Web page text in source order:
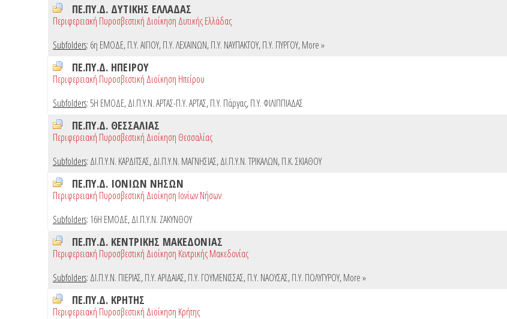
ΠΕ.ΠΥ.Δ. ΔΥΤΙΚΗΣ ΕΛΛΑΔΑΣ
Περιφερειακή Πυροσβεστική Διοίκηση Δυτικής Ελλάδας
Subfolders: 6η ΕΜΟΔΕ,Π.Υ. ΑΙΓΙΟΥ,Π.Υ. ΛΕΧΑΙΝΩΝ,Π.Υ. ΝΑΥΠΑΚΤΟΥ,Π.Υ. ΠΥΡΓΟΥ,More »
ΠΕ.ΠΥ.Δ. ΗΠΕΙΡΟΥ
Περιφερειακή Πυροσβεστική Διοίκηση Ηπείρου
Subfolders: 5Η ΕΜΟΔΕ,ΔΙ.Π.Υ.Ν. ΑΡΤΑΣ-Π.Υ. ΑΡΤΑΣ,Π.Υ. Πάργας,Π.Υ. ΦΙΛΙΠΠΙΑΔΑΣ
ΠΕ.ΠΥ.Δ. ΘΕΣΣΑΛΙΑΣ
Περιφερειακή Πυροσβεστική Διοίκηση Θεσσαλίας
Subfolders: ΔΙ.Π.Υ.Ν. ΚΑΡΔΙΤΣΑΣ,ΔΙ.Π.Υ.Ν. ΜΑΓΝΗΣΙΑΣ,ΔΙ.Π.Υ.Ν. ΤΡΙΚΑΛΩΝ,Π.Κ. ΣΚΙΑΘΟΥ
ΠΕ.ΠΥ.Δ. ΙΟΝΙΩΝ ΝΗΣΩΝ
Περιφερειακή Πυροσβεστική Διοίκηση Ιονίων Νήσων
Subfolders: 16Η ΕΜΟΔΕ,ΔΙ.Π.Υ.Ν. ΖΑΚΥΝΘΟΥ
ΠΕ.ΠΥ.Δ. ΚΕΝΤΡΙΚΗΣ ΜΑΚΕΔΟΝΙΑΣ
Περιφερειακή Πυροσβεστική Διοίκηση Κεντρικής Μακεδονίας
Subfolders: ΔΙ.Π.Υ.Ν. ΠΙΕΡΙΑΣ,Π.Υ. ΑΡΙΔΑΙΑΣ,Π.Υ. ΓΟΥΜΕΝΙΣΣΑΣ,Π.Υ. ΝΑΟΥΣΑΣ,Π.Υ. ΠΟΛΥΓΥΡΟΥ,More »
ΠΕ.ΠΥ.Δ. ΚΡΗΤΗΣ
Περιφερειακή Πυροσβεστική Διοίκηση Κρήτης